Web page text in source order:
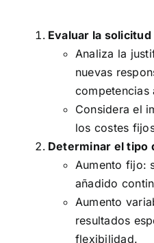
Evaluar la solicitud
Analiza la
nuevas
competencias
Considera el
los costes
Determinar el tipo
Aumento fijo:
añadido
Aumento
resultados
flexibilidad.